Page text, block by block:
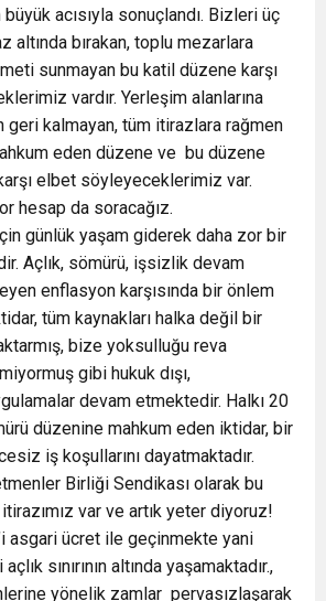
acısıyla sonuçlandı. Bizleri üç
altında bırakan, toplu mezarlara
sunmayan bu katil düzene karşı
vardır. Yerleşim alanlarına
kalmayan, tüm itirazlara rağmen
eden düzene ve bu düzene
elbet söyleyeceklerimiz var.
hesap da soracağız.
günlük yaşam giderek daha zor bir
Açlık, sömürü, işsizlik devam
enflasyon karşısında bir önlem
tüm kaynakları halka değil bir
bize yoksulluğu reva
gibi hukuk dışı,
devam etmektedir. Halkı 20
düzenine mahkum eden iktidar, bir
iş koşullarını dayatmaktadır.
Birliği Sendikası olarak bu
var ve artık yeter diyoruz!
asgari ücret ile geçinmekte yani
sınırının altında yaşamaktadır.,
yönelik zamlar pervasızlaşarak